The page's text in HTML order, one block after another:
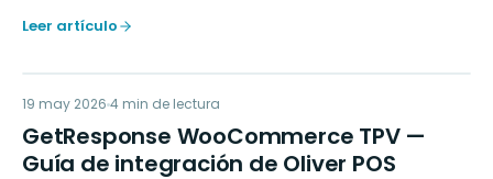
Leer artículo
GW
MARKETING
19 may 2026 4 min de lectura
GetResponse WooCommerce TPV —
Guía de integración de Oliver POS